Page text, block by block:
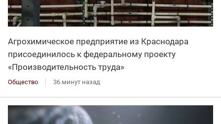
Агрохимическое предприятие из Краснодара
присоединилось к федеральному проекту
«Производительность труда»
Общество 36 минут назад